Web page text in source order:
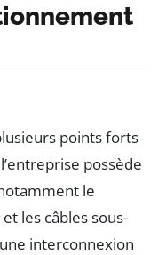
points forts
possède
le
les câbles sous-
interconnexion